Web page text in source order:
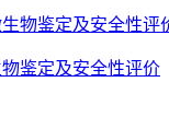
物鉴定及安全性评
鉴定及安全性评价